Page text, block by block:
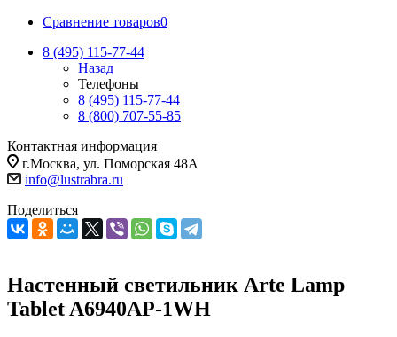
Сравнение товаров0
8 (495) 115-77-44
Назад
Телефоны
8 (495) 115-77-44
8 (800) 707-55-85
Контактная информация
г.Москва, ул. Поморская 48А
info@lustrabra.ru
Поделиться
Настенный светильник Arte Lamp
Tablet A6940AP-1WH